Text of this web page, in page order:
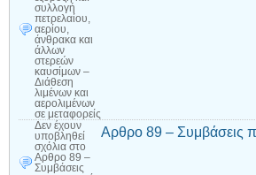
συλλογή
πετρελαίου,
αερίου,
άνθρακα και
άλλων
στερεών
καυσίμων –
Διάθεση
λιμένων και
αερολιμένων
σε μεταφορείς
Δεν έχουν
υποβληθεί
σχόλια στο
Αρθρο 89 –
Συμβάσεις
Αρθρο 89 – Συμβάσεις